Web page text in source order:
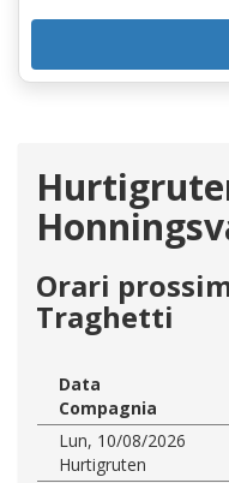
Orari
Traghetti
Data
Compagnia
Lun, 10/08/2026
Hurtigruten